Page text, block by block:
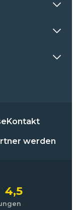
Kontakt
werden
4,5